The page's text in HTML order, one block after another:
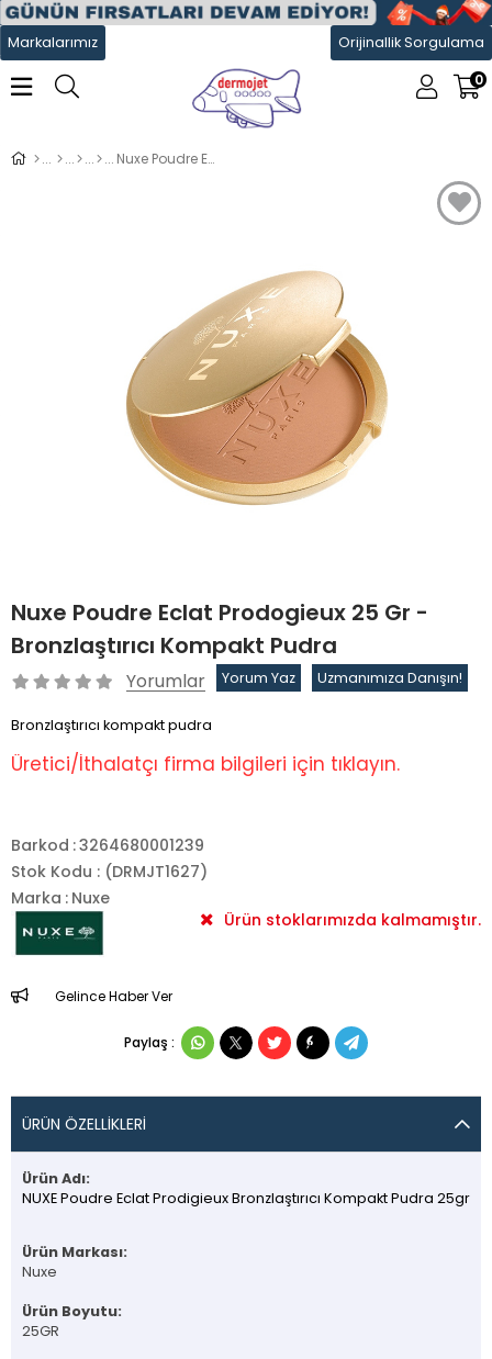
Markalarımız
Orijinallik Sorgulama
0
Nuxe Poudre Eclat Prodogieux 25 Gr - Bronzlaştırıcı Kompakt Pudra
Nuxe Poudre Eclat Prodogieux 25 Gr -
Bronzlaştırıcı Kompakt Pudra
Yorumlar Yorum Yaz Uzmanımıza Danışın!
Bronzlaştırıcı kompakt pudra
Üretici/İthalatçı firma bilgileri için tıklayın.
Barkod :3264680001239
Stok Kodu
(DRMJT1627)
Ürün stoklarımızda kalmamıştır.
Marka : Nuxe
Gelince Haber Ver
Paylaş :
ÜRÜN ÖZELLIKLERI
Ürün Adı:
NUXE Poudre Eclat Prodigieux Bronzlaştırıcı Kompakt Pudra 25gr
Ürün Markası:
Nuxe
Ürün Boyutu:
25GR